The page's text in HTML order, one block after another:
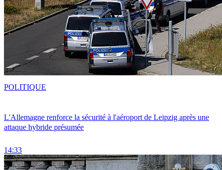
L'Allemagne renforce la sécurité à l'aéroport de Leipzig après une
attaque hybride présumée
14:33
POLITIQUE